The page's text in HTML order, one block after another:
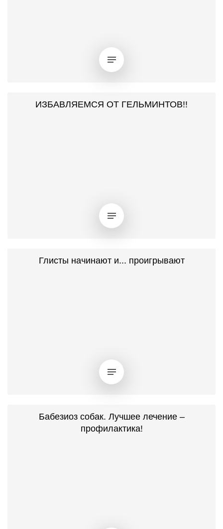
ИЗБАВЛЯЕМСЯ ОТ ГЕЛЬМИНТОВ!!
Глисты начинают и... проигрывают
Бабезиоз собак. Лучшее лечение –
профилактика!